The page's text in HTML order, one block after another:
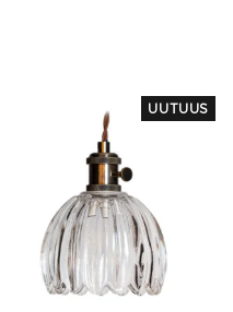
UUTUUS
product
has
multiple
variants.
The
options
may
be
chosen
on